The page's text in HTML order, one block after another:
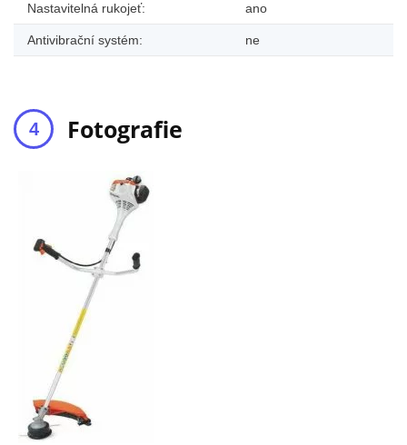
Nastavitelná rukojeť: ano
Antivibrační systém: ne
Fotografie